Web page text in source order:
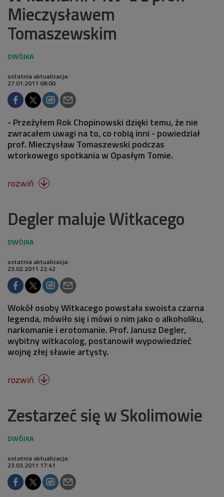
Mieczysławem
Tomaszewskim
ostatnia aktualizacja:
27.01.2011 08:00
- Przeżyłem Rok Chopinowski dzięki temu, że nie
zwracałem uwagi na to, co robią inni - powiedział
prof. Mieczysław Tomaszewski podczas
wtorkowego spotkania w Opasłym Tomie.
rozwiń 
Degler maluje Witkacego
ostatnia aktualizacja:
23.02.2011 22:42
Wokół osoby Witkacego powstała swoista czarna
legenda, mówiło się i mówi o nim jako o alkoholiku,
narkomanie i erotomanie. Prof. Janusz Degler,
wybitny witkacolog, postanowił wypowiedzieć
wojnę złej sławie artysty.
rozwiń 
Zestarzeć się w Skolimowie
ostatnia aktualizacja:
23.03.2011 17:41